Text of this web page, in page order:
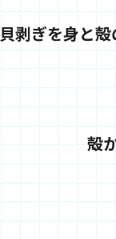
貝剥ぎを身と
殻